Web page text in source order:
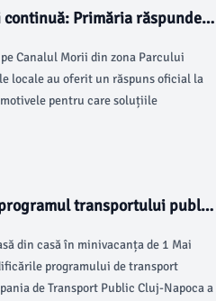
Primăria răspunde
Canalul Morii din zona Parcului
locale au oferit un răspuns oficial la
pentru care soluțiile
transportului public
din casă în minivacanța de 1 Mai
programului de transport
de Transport Public Cluj-Napoca a